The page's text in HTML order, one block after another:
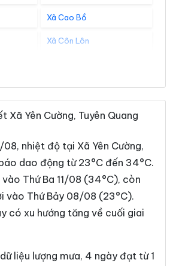
Xã Cao Bồ
Xã Côn Lôn
Xã Đồng Yên
Xã Đường Hồng
Xã Hồ Thầu
Xã Hoàng Su Phì
Xã Hồng Thái
Xã Khâu Vai
Xã Yên Cường, Tuyên Quang
nhiệt độ tại Xã Yên Cường,
dao động từ 23°C đến 34°C.
Thứ Ba 11/08 (34°C), còn
vào Thứ Bảy 08/08 (23°C).
có xu hướng tăng về cuối giai
liệu lượng mưa, 4 ngày đạt từ 1